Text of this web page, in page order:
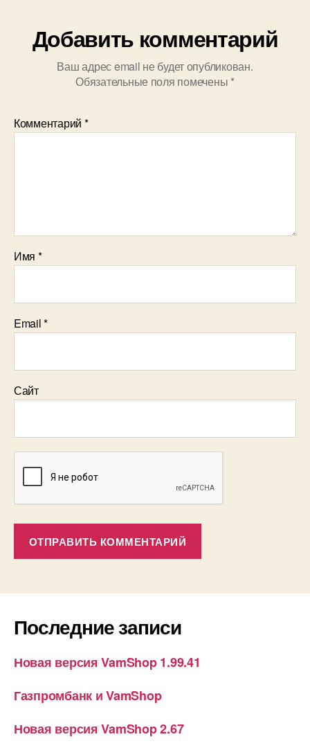
Добавить комментарий
Ваш адрес email не будет опубликован.
Обязательные поля помечены *
Комментарий *
Имя *
Email*
Сайт
Последние записи
Новая версия VamShop 1.99.41
Газпромбанк и VamShop
Новая версия VamShop 2.67